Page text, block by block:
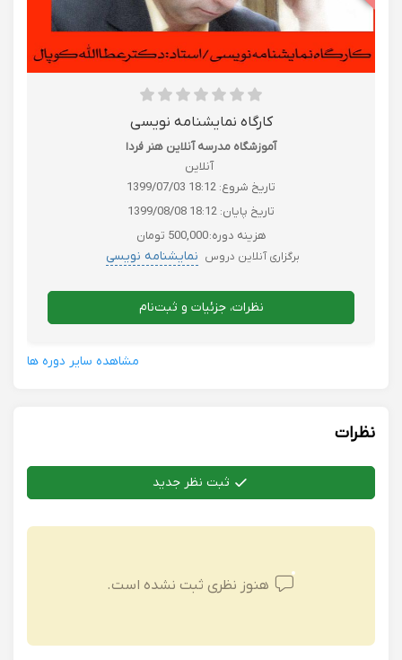
کارگاه نمایشنامه نویسی
آموزشگاه مدرسه آنلاین هنر فردا
آنلاین
تاریخ شروع: 1399/07/03 18:12
تاریخ پایان: 1399/08/08 18:12
هزینه دوره:500,000 تومان
برگزاری آنلاین دروس نمایشنامه نویسی
نظرات، جزئیات و ثبت‌نام
مشاهده سایر دوره ها
نظرات
ثبت نظر جدید
هنوز نظری ثبت نشده است.